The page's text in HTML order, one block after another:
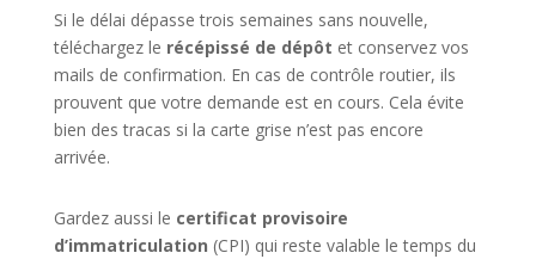
Si le délai dépasse trois semaines sans nouvelle,
téléchargez le récépissé de dépôt et conservez vos
mails de confirmation. En cas de contrôle routier, ils
prouvent que votre demande est en cours. Cela évite
bien des tracas si la carte grise n’est pas encore
arrivée.
Gardez aussi le certificat provisoire
d’immatriculation (CPI) qui reste valable le temps du